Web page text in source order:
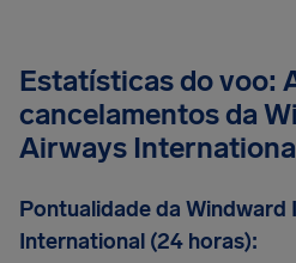
Estatísticas do voo:
cancelamentos da
Airways
Pontualidade da Windward
International (24 horas):